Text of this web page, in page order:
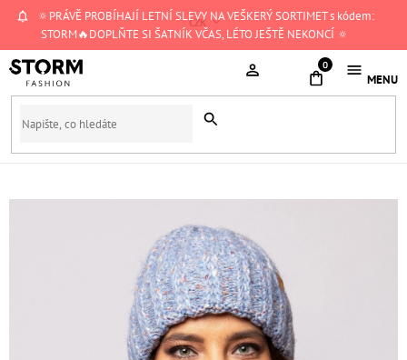
Přejít
🔅PRÁVĚ PROBÍHAJÍ LETNÍ SLEVY NA VEŠKERÝ SORTIMET s kódem:
STORM🔥DOPLŇTE SI ŠATNÍK VČAS, LÉTO JEŠTĚ NEKONCÍ 🔅
CZK
NÁKUPNÍ